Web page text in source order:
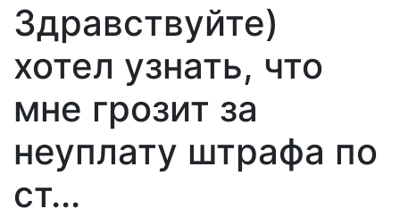
Здравствуйте)
хотел узнать, что
мне грозит за
неуплату штрафа по
ст...